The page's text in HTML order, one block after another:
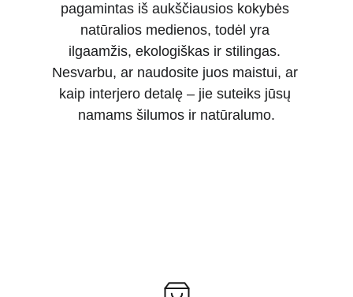
pagamintas iš aukščiausios kokybės
natūralios medienos, todėl yra
ilgaamžis, ekologiškas ir stilingas.
Nesvarbu, ar naudosite juos maistui, ar
kaip interjero detalę – jie suteiks jūsų
namams šilumos ir natūralumo.